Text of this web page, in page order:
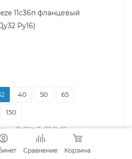
11с36п фланцевый
Pу16)
40 50 65
150
— 11с36п Ду32 Pу16
Сравнение Корзина